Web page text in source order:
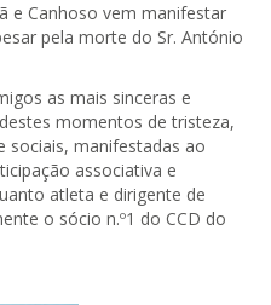
e Canhoso vem manifestar
pela morte do Sr. António
as mais sinceras e
momentos de tristeza,
sociais, manifestadas ao
associativa e
atleta e dirigente de
o sócio n.º1 do CCD do